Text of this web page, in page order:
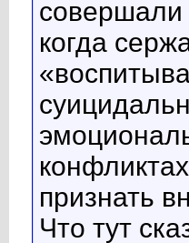
совершали
когда
признать
Что тут